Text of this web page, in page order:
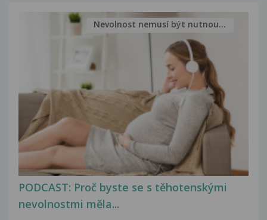
PODCAST: Proč byste se s těhotenskými
nevolnostmi měla...
Nevolnost nemusí být nutnou...